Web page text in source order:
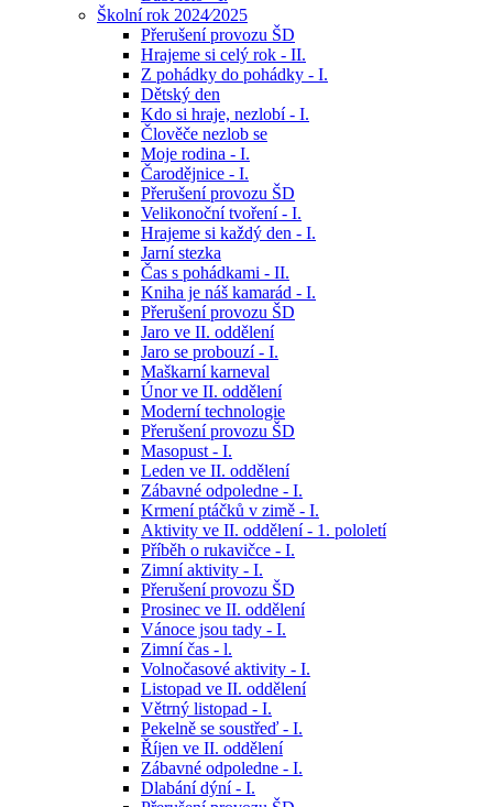
Školní rok 2024⁄2025
Přerušení provozu ŠD
Hrajeme si celý rok - II.
Z pohádky do pohádky - I.
Dětský den
Kdo si hraje, nezlobí - I.
Člověče nezlob se
Moje rodina - I.
Čarodějnice - I.
Přerušení provozu ŠD
Velikonoční tvoření - I.
Hrajeme si každý den - I.
Jarní stezka
Čas s pohádkami - II.
Kniha je náš kamarád - I.
Přerušení provozu ŠD
Jaro ve II. oddělení
Jaro se probouzí - I.
Maškarní karneval
Únor ve II. oddělení
Moderní technologie
Přerušení provozu ŠD
Masopust - I.
Leden ve II. oddělení
Zábavné odpoledne - I.
Krmení ptáčků v zimě - I.
Aktivity ve II. oddělení - 1. pololetí
Příběh o rukavičce - I.
Zimní aktivity - I.
Přerušení provozu ŠD
Prosinec ve II. oddělení
Vánoce jsou tady - I.
Zimní čas - l.
Volnočasové aktivity - I.
Listopad ve II. oddělení
Větrný listopad - I.
Pekelně se soustřeď - I.
Říjen ve II. oddělení
Zábavné odpoledne - I.
Dlabání dýní - I.